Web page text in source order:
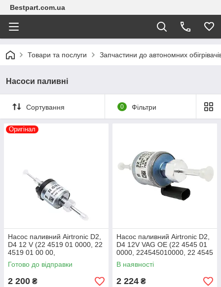
Bestpart.com.ua
Товари та послуги Запчастини до автономних
Насоси паливні
Сортування 0 Фільтри
Оригінал
Насос паливний Airtronic D2,
D4 12 V (22 4519 01 0000, 22
4519 01 00 00,
224519010000, 22 4519
01, 22451901)
Готово до відправки
2 200 ₴
Насос паливний Airtronic D2,
D4 12V VAG OE (22 4545 01
0000, 224545010000, 22 4545
01, 22454501)
В наявності
2 224 ₴